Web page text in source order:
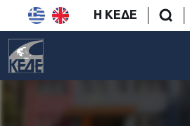
Η ΚΕΔΕ